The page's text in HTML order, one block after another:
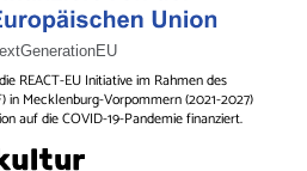
REACT-EU Initiative im Rahmen des
in Mecklenburg-Vorpommern (2021-2027)
auf die COVID-19-Pandemie finanziert.